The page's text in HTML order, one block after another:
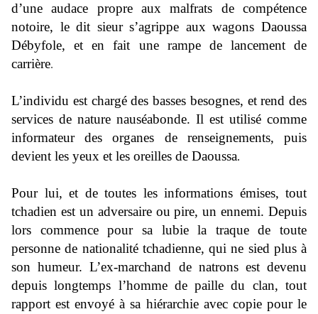
d’une audace propre aux malfrats de compétence
notoire, le dit sieur s’agrippe aux wagons Daoussa
Débyfole, et en fait une rampe de lancement de
carrière.
L’individu est chargé des basses besognes, et rend des
services de nature nauséabonde. Il est utilisé comme
informateur des organes de renseignements, puis
devient les yeux et les oreilles de Daoussa.
Pour lui, et de toutes les informations émises, tout
tchadien est un adversaire ou pire, un ennemi. Depuis
lors commence pour sa lubie la traque de toute
personne de nationalité tchadienne, qui ne sied plus à
son humeur. L’ex-marchand de natrons est devenu
depuis longtemps l’homme de paille du clan, tout
rapport est envoyé à sa hiérarchie avec copie pour le